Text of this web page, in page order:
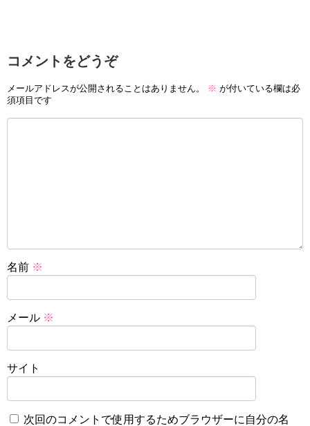
コメントをどうぞ
メールアドレスが公開されることはありません。 ※ が付いている欄は必
須項目です
名前 ※
メール ※
サイト
次回のコメントで使用するためブラウザーに自分の名